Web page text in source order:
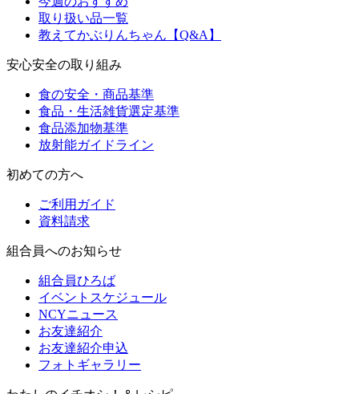
取り扱い品一覧
教えてかぶりんちゃん【Q&A】
安心安全の取り組み
食の安全・商品基準
食品・生活雑貨選定基準
食品添加物基準
放射能ガイドライン
初めての方へ
ご利用ガイド
資料請求
組合員へのお知らせ
組合員ひろば
イベントスケジュール
NCYニュース
お友達紹介
お友達紹介申込
フォトギャラリー